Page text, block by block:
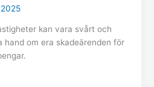
kan vara svårt och
hand om era skadeärenden för